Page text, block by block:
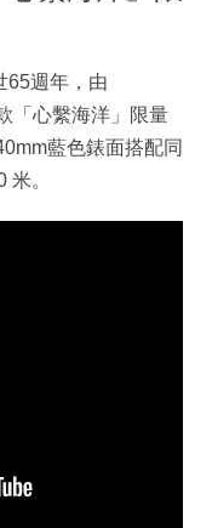
65週年，由
「心繫海洋」限量
藍色錶面搭配同
。